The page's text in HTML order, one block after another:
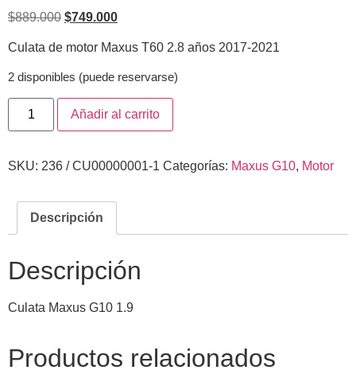
$889.000 $749.000
Culata de motor Maxus T60 2.8 años 2017-2021
2 disponibles (puede reservarse)
Añadir al carrito
SKU: 236 / CU00000001-1 Categorías: Maxus G10, Motor
Descripción
Descripción
Culata Maxus G10 1.9
Productos relacionados